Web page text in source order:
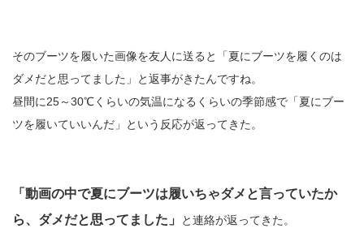
そのブーツを履いた画像を友人に送ると「夏にブーツを履くのは
ダメだと思ってました」と返事がきたんですね。
昼間に25～30℃くらいの気温になるくらいの季節感で「夏にブー
ツを履いていいんだ」という反応が返ってきた。
「動画の中で夏にブーツは履いちゃダメと言っていたか
ら、ダメだと思ってました」
と連絡が返ってきた。